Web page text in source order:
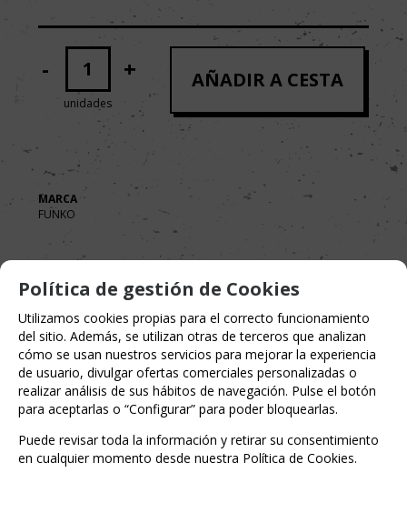
-
unidades
+ AÑADIR A CESTA
MARCA
FUNKO
Política de gestión de Cookies
Utilizamos cookies propias para el correcto funcionamiento
del sitio. Además, se utilizan otras de terceros que analizan
cómo se usan nuestros servicios para mejorar la experiencia
de usuario, divulgar ofertas comerciales personalizadas o
realizar análisis de sus hábitos de navegación. Pulse el botón
para aceptarlas o “Configurar” para poder bloquearlas.
Puede revisar toda la información y retirar su consentimiento
en cualquier momento desde nuestra Política de Cookies.